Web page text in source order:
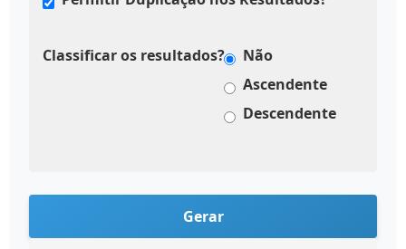
Classificar os resultados?
Não
Ascendente
Descendente
Gerar